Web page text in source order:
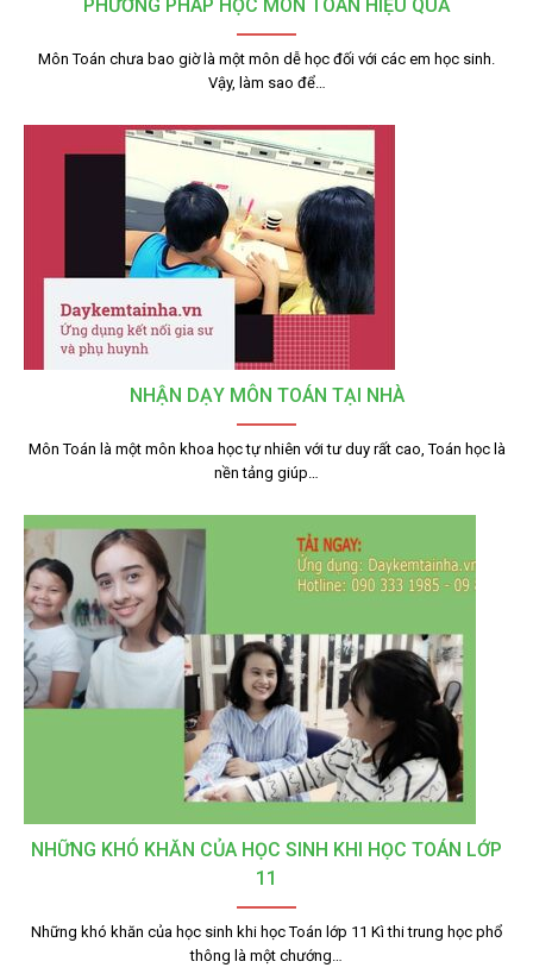
PHƯƠNG PHÁP HỌC MÔN TOÁN HIỆU QUẢ
Môn Toán chưa bao giờ là một môn dễ học đối với các em học sinh.
Vậy, làm sao để…
NHẬN DẠY MÔN TOÁN TẠI NHÀ
Môn Toán là một môn khoa học tự nhiên với tư duy rất cao, Toán học là
nền tảng giúp…
NHỮNG KHÓ KHĂN CỦA HỌC SINH KHI HỌC TOÁN LỚP
11
Những khó khăn của học sinh khi học Toán lớp 11 Kì thi trung học phổ
thông là một chướng…